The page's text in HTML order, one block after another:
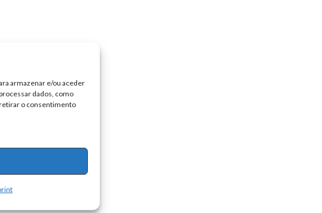
armazenar e/ou aceder
dados, como
o consentimento